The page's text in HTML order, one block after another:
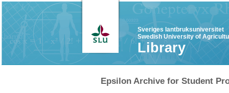
Sveriges lantbruksuniversitet
Swedish University of
Library
Epsilon Archive for Student